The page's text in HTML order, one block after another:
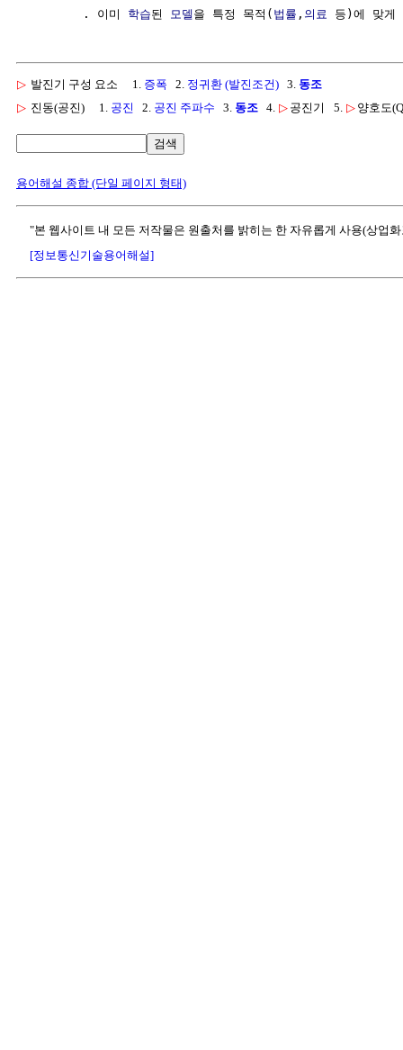
        . 이미
학습된 모델 을 특정 목적( 법률 , 의료
▷ 발진기 구성 요소 1. 증폭 2. 정귀환 (발진조건) 3. 동조
▷ 진동(공진) 1. 공진 2. 공진 주파수 3. 동조 4. ▷ 공진기 5. ▷ 양호도
검색
용어해설 종합 (단일 페이지 형태)
"본 웹사이트 내 모든 저작물은 원출처를 밝히는 한 자유롭게 사용(상업
[정보통신기술용어해설]